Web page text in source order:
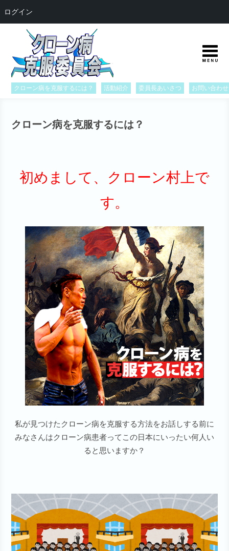
クローン病を克服するには？ 活動紹介 委員長あいさつ お問い合わせ
クローン病を克服するには？
初めまして、クローン村上で
す。
私が見つけたクローン病を克服する方法をお話しする前に
みなさんはクローン病患者って この日本にいったい何人い
ると思いますか？
ログイン